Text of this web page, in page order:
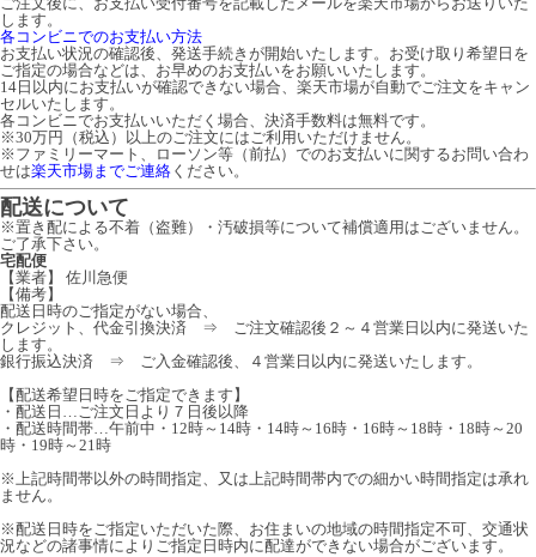
します。
各コンビニでのお支払い方法
お支払い状況の確認後、発送手続きが開始いたします。お受け取り希望日を
ご指定の場合などは、お早めのお支払いをお願いいたします。
14日以内にお支払いが確認できない場合、楽天市場が自動でご注文をキャン
セルいたします。
各コンビニでお支払いいただく場合、決済手数料は無料です。
※30万円（税込）以上のご注文にはご利用いただけません。
※ファミリーマート、ローソン等（前払）でのお支払いに関するお問い合わ
せは楽天市場までご連絡 ください。
配送について
※置き配による不着（盗難）・汚破損等について補償適用はございません。
ご了承下さい。
宅配便
【業者】 佐川急便
【備考】
配送日時のご指定がない場合、
クレジット、代金引換決済 ⇒ ご注文確認後２～４営業日以内に発送いた
します。
銀行振込決済 ⇒ ご入金確認後、４営業日以内に発送いたします。
【配送希望日時をご指定できます】
・配送日…ご注文日より７日後以降
・配送時間帯…午前中・12時～14時・14時～16時・16時～18時・18時～20
時・19時～21時
※上記時間帯以外の時間指定、又は上記時間帯内での細かい時間指定は承れ
ません。
※配送日時をご指定いただいた際、お住まいの地域の時間指定不可、交通状
況などの諸事情によりご指定日時内に配達ができない場合がございます。